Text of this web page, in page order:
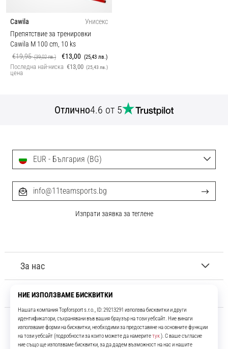
Cawila
Унисекс
Препятствие за тренировки
Cawila M 100 cm, 10 ks
€19,95(39,02 лв.) €13,00 (25,43 лв.)
Последна най-ниска
цена
€13,00 (25,43 лв.)
Отлично4.6 от 5
За нас
Обслужване на клиенти
EUR - България (BG)
info@11teamsports.bg
Изпрати заявка за теглене